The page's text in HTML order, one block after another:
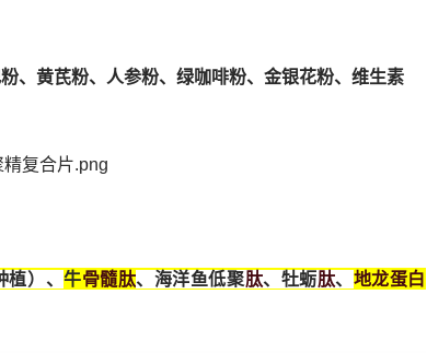
、黄芪粉、人参粉、绿咖啡粉、金银花粉、维生素
植）、牛骨髓肽、海洋鱼低聚肽、牡蛎肽、 地龙蛋白